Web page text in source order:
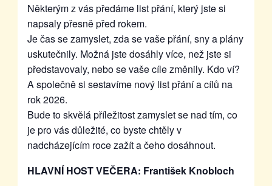
Některým z vás předáme list přání, který jste si
napsaly přesně před rokem.
Je čas se zamyslet, zda se vaše přání, sny a plány
uskutečnily. Možná jste dosáhly více, než jste si
představovaly, nebo se vaše cíle změnily. Kdo ví?
A společně si sestavíme nový list přání a cílů na
rok 2026.
Bude to skvělá příležitost zamyslet se nad tím, co
je pro vás důležité, co byste chtěly v
nadcházejícím roce zažít a čeho dosáhnout.
HLAVNÍ HOST VEČERA: František Knobloch